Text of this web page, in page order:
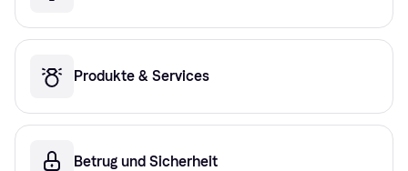
Produkte & Services
Betrug und Sicherheit